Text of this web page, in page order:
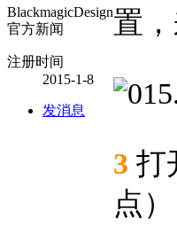
BlackmagicDesign
官方新闻
注册时间
2015-1-8
发消息
置
3 打
点